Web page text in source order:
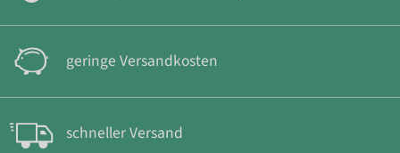
geringe Versandkosten
schneller Versand